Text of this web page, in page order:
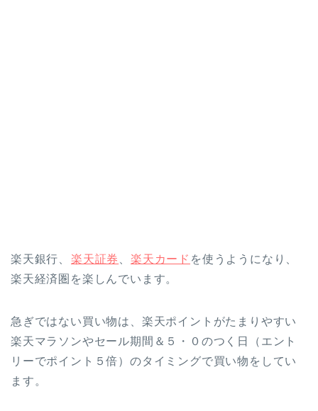
楽天銀行、 楽天証券 、楽天カード を使うようになり、
楽天経済圏を楽しんでいます。
急ぎではない買い物は、楽天ポイントがたまりやすい
楽天マラソンやセール期間＆５・０のつく日（エント
リーでポイント５倍）のタイミングで買い物をしてい
ます。